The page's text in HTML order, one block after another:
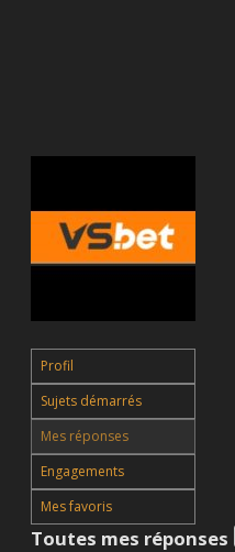
Profil
Sujets démarrés
Mes réponses
Engagements
Mes favoris
Toutes mes réponses